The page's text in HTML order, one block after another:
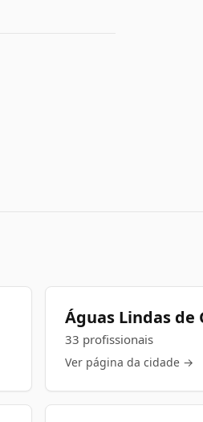
Águas Lindas de
33 profissionais
Ver página da cidade →